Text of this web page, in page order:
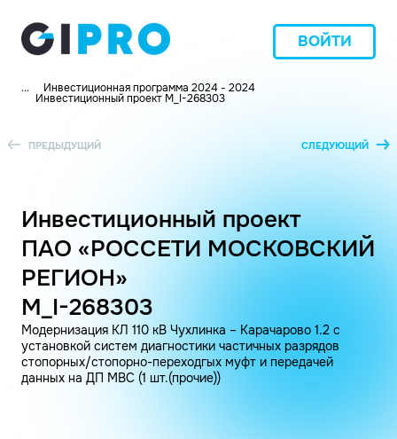
ВОЙТИ
... Инвестиционная программа 2024 - 2024
Инвестиционный проект M_I-268303
ПРЕДЫДУЩИЙ СЛЕДУЮЩИЙ
Инвестиционный проект
ПАО «РОССЕТИ МОСКОВСКИЙ
РЕГИОН»
M_I-268303
Модернизация КЛ 110 кВ Чухлинка – Карачарово 1.2 с
установкой систем диагностики частичных разрядов
стопорных/стопорно-переходгых муфт и передачей
данных на ДП МВС (1 шт.(прочие))